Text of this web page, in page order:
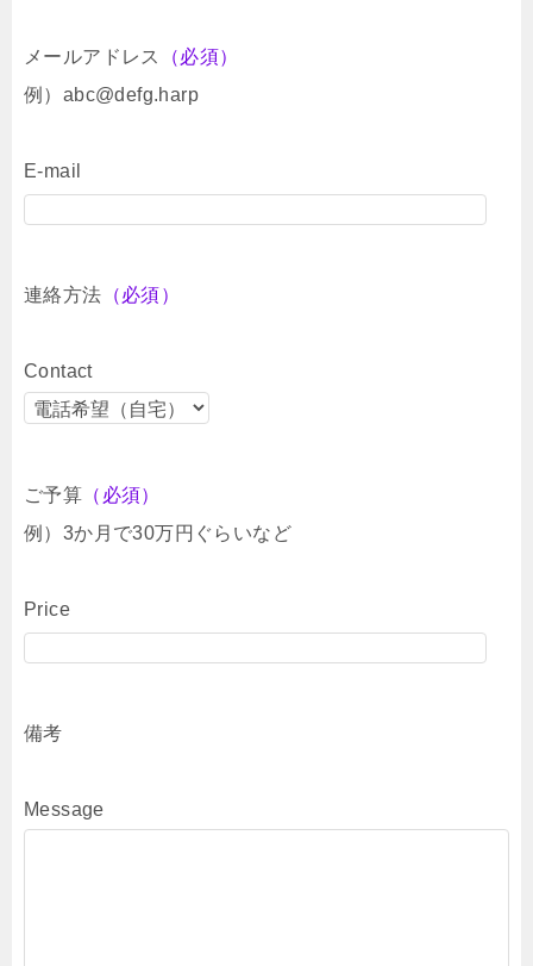
メールアドレス
（必須）
例）abc@defg.harp
E-mail
連絡方法 （必須）
Contact
ご予算 （必須）
例）3か月で30万円ぐらいなど
Price
備考
Message